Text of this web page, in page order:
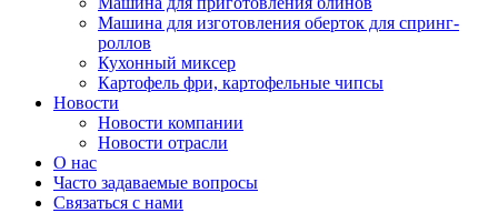
Машина для изготовления оберток для спринг-
роллов
Кухонный миксер
Картофель фри, картофельные чипсы
Новости
Новости компании
Новости отрасли
О нас
Часто задаваемые вопросы
Связаться с нами